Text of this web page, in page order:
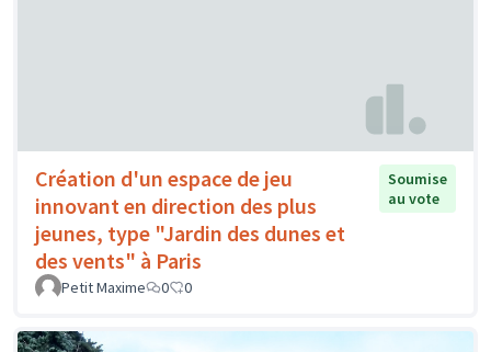
Création d'un espace de jeu
innovant en direction des plus
jeunes, type "Jardin des dunes et
des vents" à Paris
Soumise
au vote
Petit Maxime 0 0